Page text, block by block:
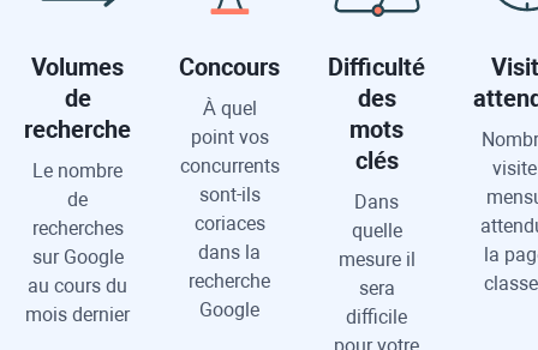
Volumes
de
recherche
Le nombre
de
recherches
sur Google
au cours du
mois dernier
Concours
À quel
point vos
concurrents
sont-ils
coriaces
dans la
recherche
Google
Difficulté
des
mots
clés
Dans
quelle
mesure il
sera
difficile
la